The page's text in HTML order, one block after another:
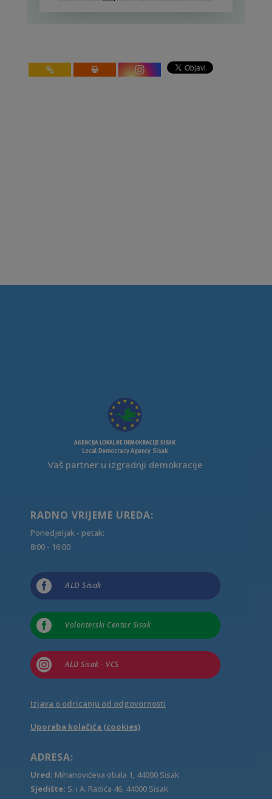
Vaš partner u izgradnji demokracije
RADNO VRIJEME UREDA:
Ponedjeljak - petak:
8:00 - 16:00
 ALD Sisak
 Volonterski Centar Sisak
 ALD Sisak - VCS
Izjava o odricanju od odgovornosti
Uporaba kolačića (cookies)
ADRESA:
Ured: Mihanovićeva obala 1, 44000 Sisak
Sjedište: S. i A. Radića 46, 44000 Sisak